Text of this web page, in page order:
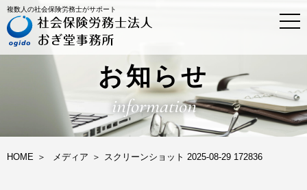
複数人の社会保険労務士がサポート
t
o
g
n
a
v
i
お知らせ
information
HOME メディア スクリーンショット 2025-08-29 172836